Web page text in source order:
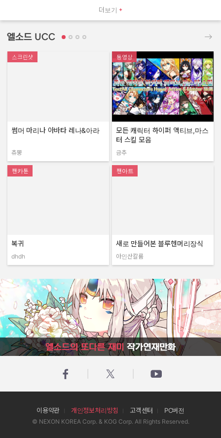
더보기
엘소드 UCC
스크린샷
썸머 마리나 아바타 레나&아라
작성자:
츄뿡
동영상
모든 캐릭터 하이퍼 액티브,마스
터 스킬 모음
작성자:
금추
팬카툰
복귀
dhdh
팬아트
새로 만들어본 블루헨머리장식
작성자:
아인산칼륨
엘소드의 또다른 재미 작가연재만화
이용약관 개인정보처리방침 고객센터 PC버전
© NEXON KOREA Corp. & KOG Corp. All Rights Reserved.